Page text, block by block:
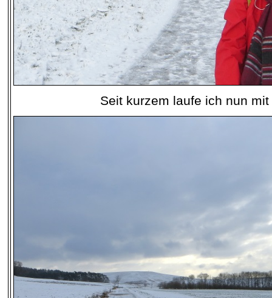
Seit kurzem laufe ich nun mit